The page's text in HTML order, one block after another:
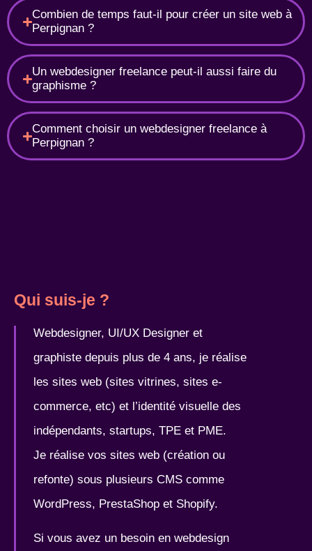
Combien de temps faut-il pour créer un site web à
Perpignan ?
Un webdesigner freelance peut-il aussi faire du
graphisme ?
Comment choisir un webdesigner freelance à
Perpignan ?
Qui suis-je ?​
Webdesigner, UI/UX Designer et
graphiste depuis plus de 4 ans, je réalise
les sites web (sites vitrines, sites e-
commerce, etc) et l’identité visuelle des
indépendants, startups, TPE et PME.
Je réalise vos sites web (création ou
refonte) sous plusieurs CMS comme
WordPress, PrestaShop et Shopify.
Si vous avez un besoin en webdesign